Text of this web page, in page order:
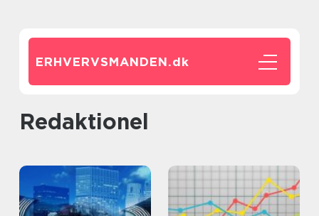
ERHVERVSMANDEN.dk
redaktionel